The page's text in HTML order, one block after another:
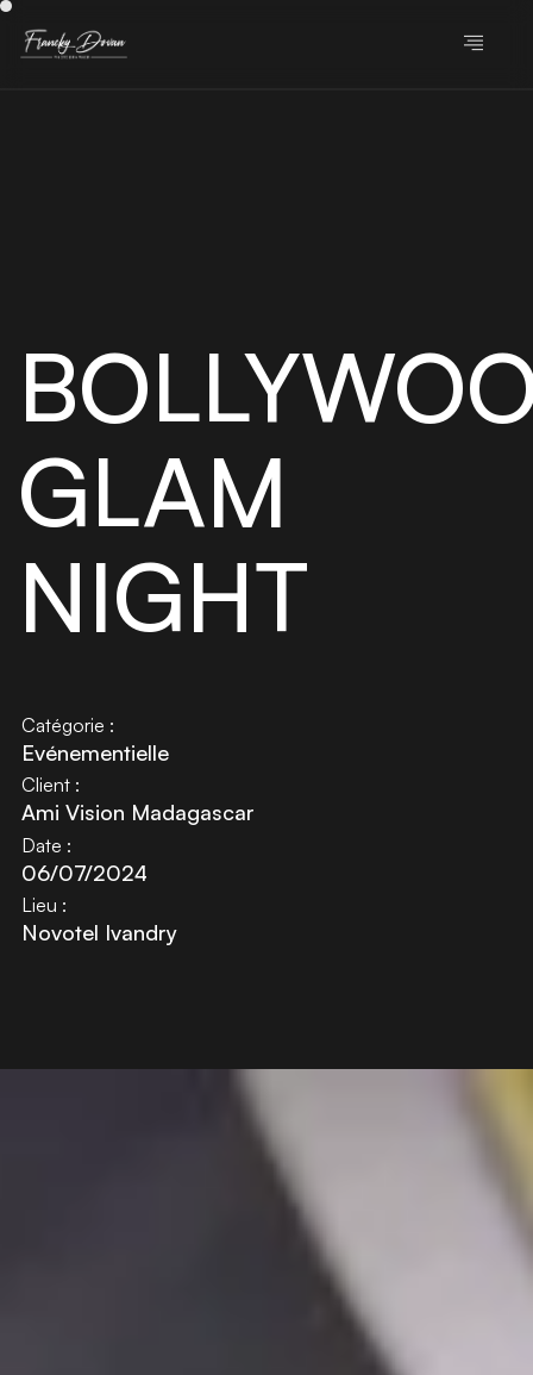
GLAM
NIGHT
Catégorie :
Evénementielle
Client :
Ami Vision Madagascar
Date :
06/07/2024
Lieu :
Novotel Ivandry